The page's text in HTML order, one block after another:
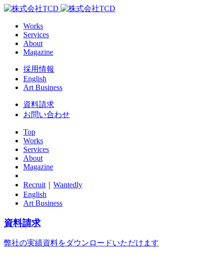
Works
Services
About
Magazine
採用情報
English
Art Business
資料請求
お問い合わせ
Top
Works
Services
About
Magazine
Recruit
Wantedly
English
Art Business
資料請求
弊社の実績資料をダウンロードいただけます